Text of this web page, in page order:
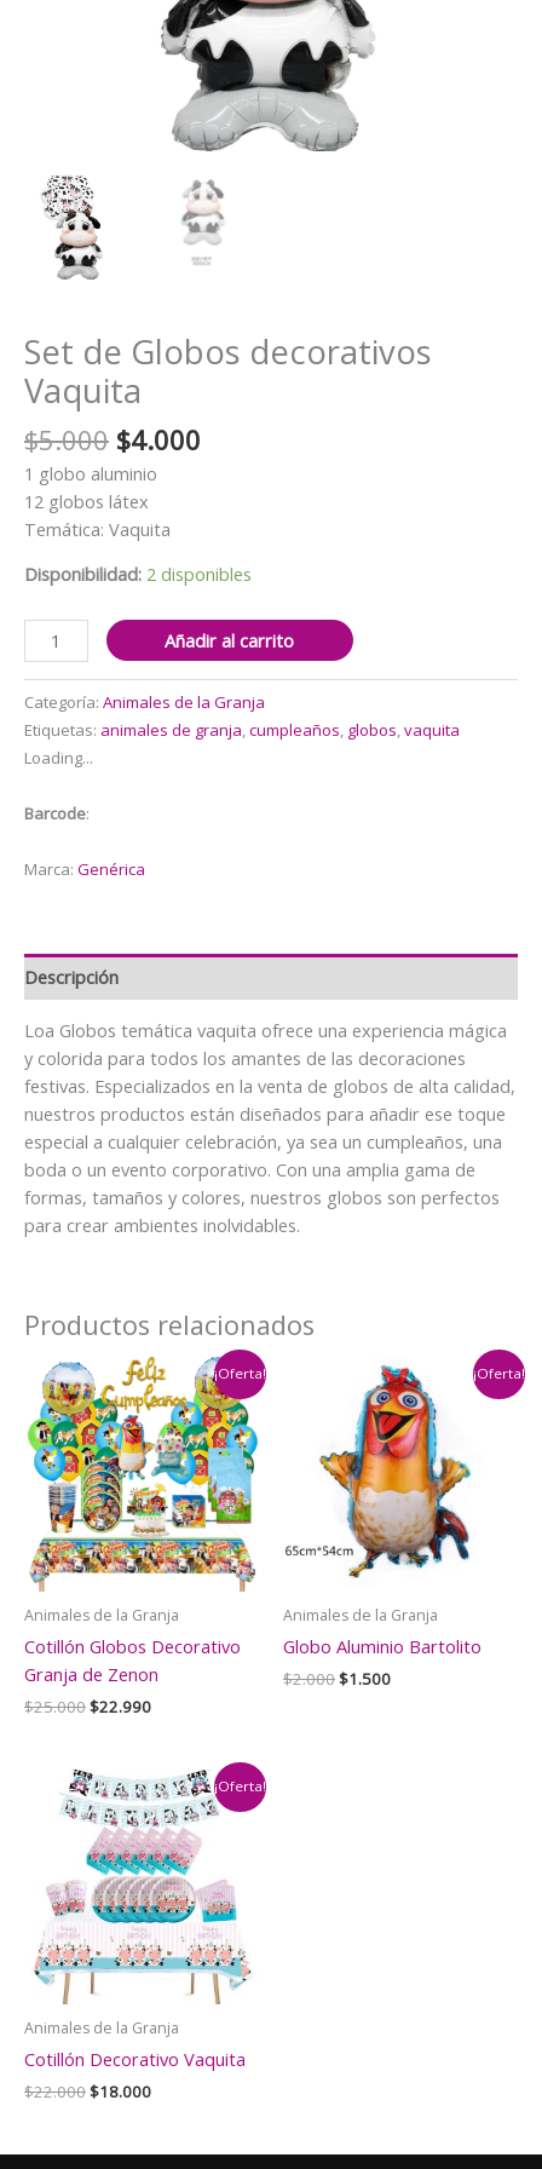
Set de Globos decorativos
Vaquita
$5.000 El
precio
original
era:
$5.000.
$4.000
1 globo aluminio
12 globos látex
Temática: Vaquita
Disponibilidad: 2 disponibles
de
Globos
decorativos
Vaquita
cantidad
Añadir al carrito
Categoría: Animales de la Granja
Etiquetas: animales de granja,cumpleaños, globos,vaquita
Loading...
Barcode:
Marca: Genérica
Descripción
Loa Globos temática vaquita ofrece una experiencia mágica
y colorida para todos los amantes de las decoraciones
festivas. Especializados en la venta de globos de alta calidad,
nuestros productos están diseñados para añadir ese toque
especial a cualquier celebración, ya sea un cumpleaños, una
boda o un evento corporativo. Con una amplia gama de
formas, tamaños y colores, nuestros globos son perfectos
para crear ambientes inolvidables.
Productos relacionados
¡Oferta!
Animales de la Granja
Cotillón Globos Decorativo
Granja de Zenon
$25.000El
era:
$25.000.
$22.990El
$22.990.
¡Oferta!
Animales de la Granja
Globo Aluminio Bartolito
$2.000El
$1.500El
¡Oferta!
Animales de la Granja
Cotillón Decorativo Vaquita
$22.000El
era:
$18.000El
es: